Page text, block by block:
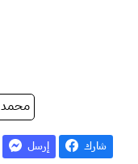
محمد
شارك إرسل